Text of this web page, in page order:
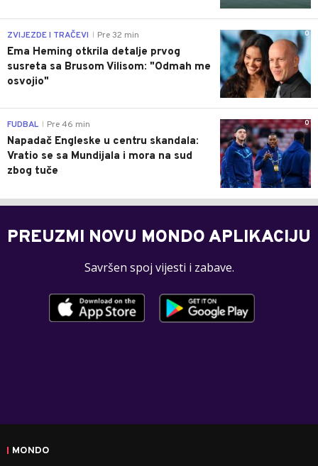
0
ZVIJEZDE I TRAČEVI Pre 32 min
Ema Heming otkrila detalje prvog
susreta sa Brusom Vilisom: "Odmah me
osvojio"
0
FUDBAL Pre 46 min
Napadač Engleske u centru skandala:
Vratio se sa Mundijala i mora na sud
zbog tuče
PREUZMI NOVU MONDO APLIKACIJU
Savršen spoj vijesti i zabave.
MONDO